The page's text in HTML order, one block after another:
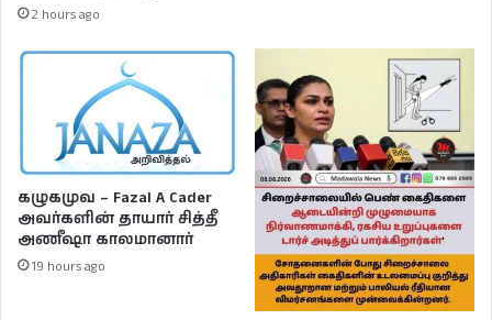
2 hours ago
கழுகமுவ – Fazal A Cader
அவர்களின் தாயார் சித்தீ
அணீஷா காலமானார்
19 hours ago